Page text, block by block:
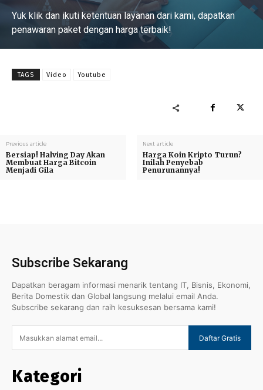
Yuk klik dan ikuti ketentuan layanan dari kami, dapatkan
penawaran paket dengan harga terbaik!
Baca Selengkapnya
TAGS Video Youtube
Previous article
Bersiap! Halving Day Akan
Membuat Harga Bitcoin
Menjadi Gila
Next article
Harga Koin Kripto Turun?
Inilah Penyebab
Penurunannya!
Subscribe Sekarang
Dapatkan beragam informasi menarik tentang IT, Bisnis, Ekonomi,
Berita Domestik dan Global langsung melalui email Anda.
Subscribe sekarang dan raih kesuksesan bersama kami!
Daftar Gratis
Kategori